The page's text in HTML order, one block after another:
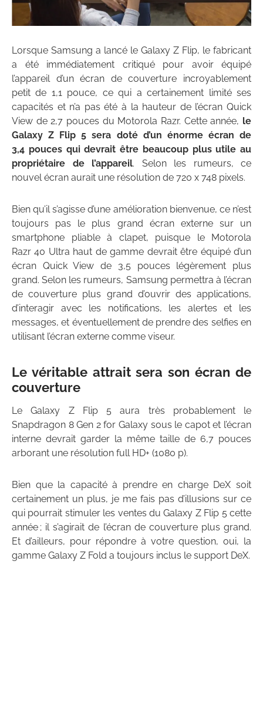
Lorsque Samsung a lancé le Galaxy Z Flip, le fabricant
a été immédiatement critiqué pour avoir équipé
l’appareil d’un écran de couverture incroyablement
petit de 1,1 pouce, ce qui a certainement limité ses
capacités et n’a pas été à la hauteur de l’écran Quick
View de 2,7 pouces du Motorola Razr. Cette année, le
Galaxy Z Flip 5 sera doté d’un énorme écran de
3,4 pouces qui devrait être beaucoup plus utile au
propriétaire de l’appareil. Selon les rumeurs, ce
nouvel écran aurait une résolution de 720 x 748 pixels.
Bien qu’il s’agisse d’une amélioration bienvenue, ce n’est
toujours pas le plus grand écran externe sur un
smartphone pliable à clapet, puisque le Motorola
Razr 40 Ultra haut de gamme devrait être équipé d’un
écran Quick View de 3,5 pouces légèrement plus
grand. Selon les rumeurs, Samsung permettra à l’écran
de couverture plus grand d’ouvrir des applications,
d’interagir avec les notifications, les alertes et les
messages, et éventuellement de prendre des selfies en
utilisant l’écran externe comme viseur.
Le véritable attrait sera son écran de
couverture
Le Galaxy Z Flip 5 aura très probablement le
Snapdragon 8 Gen 2 for Galaxy sous le capot et l’écran
interne devrait garder la même taille de 6,7 pouces
arborant une résolution full HD+ (1080 p).
Bien que la capacité à prendre en charge DeX soit
certainement un plus, je me fais pas d’illusions sur ce
qui pourrait stimuler les ventes du Galaxy Z Flip 5 cette
année ; il s’agirait de l’écran de couverture plus grand.
Et d’ailleurs, pour répondre à votre question, oui, la
gamme Galaxy Z Fold a toujours inclus le support DeX.